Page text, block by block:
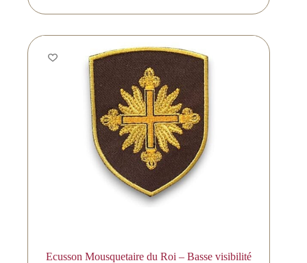
Ecusson Mousquetaire du Roi – Basse visibilité